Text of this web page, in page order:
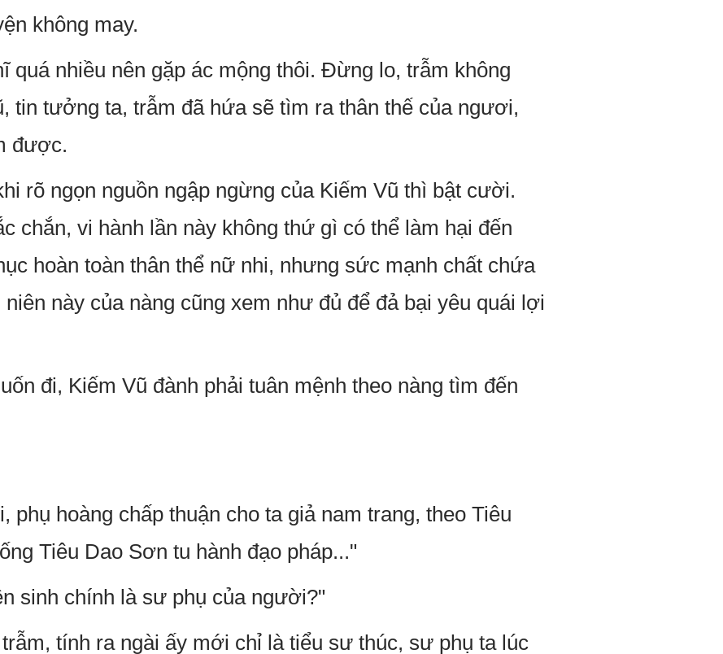
không may.
quá nhiều nên gặp ác mộng thôi. Đừng lo, trẫm không
tin tưởng ta, trẫm đã hứa sẽ tìm ra thân thế của ngươi,
được.
rõ ngọn nguồn ngập ngừng của Kiếm Vũ thì bật cười.
chắn, vi hành lần này không thứ gì có thể làm hại đến
hoàn toàn thân thể nữ nhi, nhưng sức mạnh chất chứa
này của nàng cũng xem như đủ để đả bại yêu quái lợi
đi, Kiếm Vũ đành phải tuân mệnh theo nàng tìm đến
phụ hoàng chấp thuận cho ta giả nam trang, theo Tiêu
Tiêu Dao Sơn tu hành đạo pháp..."
sinh chính là sư phụ của người?"
tính ra ngài ấy mới chỉ là tiểu sư thúc, sư phụ ta lúc